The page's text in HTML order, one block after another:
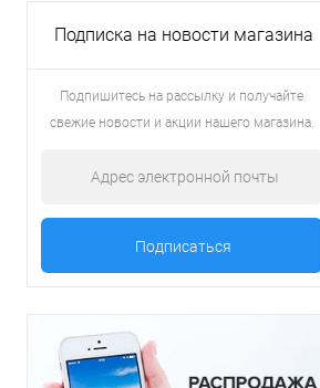
Подписка на новости магазина
Подпишитесь на рассылку и получайте
свежие новости и акции нашего магазина.